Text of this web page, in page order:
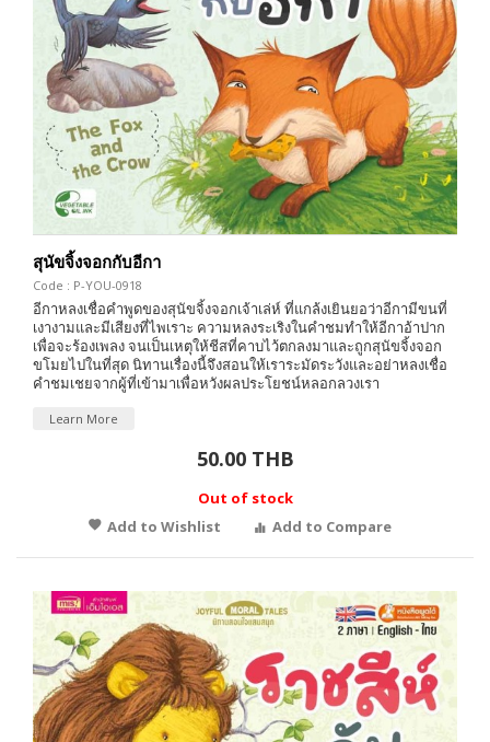
สุนัขจิ้งจอกกับอีกา
Code : P-YOU-0918
อีกาหลงเชื่อคำพูดของสุนัขจิ้งจอกเจ้าเล่ห์ ที่แกล้งเยินยอว่าอีกามีขนที่
เงางามและมีเสียงที่ไพเราะ ความหลงระเริงในคำชมทำให้อีกาอ้าปาก
เพื่อจะร้องเพลง จนเป็นเหตุให้ชีสที่คาบไว้ตกลงมาและถูกสุนัขจิ้งจอก
ขโมยไปในที่สุด นิทานเรื่องนี้จึงสอนให้เราระมัดระวังและอย่าหลงเชื่อ
คำชมเชยจากผู้ที่เข้ามาเพื่อหวังผลประโยชน์หลอกลวงเรา
Learn More
50.00 THB
Out of stock
Add to Wishlist
Add to Compare